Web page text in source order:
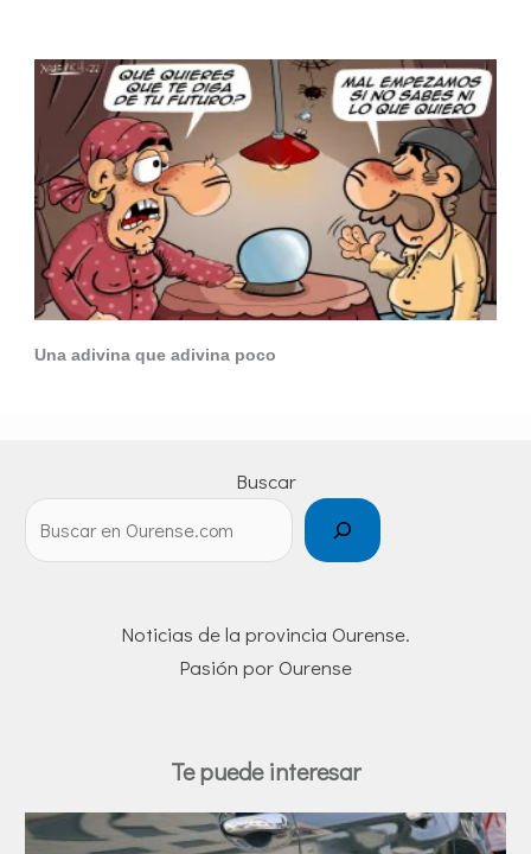
Una adivina que adivina poco
Buscar
Noticias de la provincia Ourense.
Pasión por Ourense
Te puede interesar